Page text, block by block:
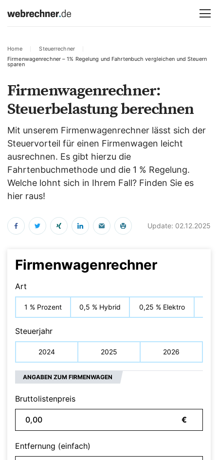
Home
Steuerrechner
Firmenwagenrechner – 1% Regelung und Fahrtenbuch vergleichen und Steuern
sparen
Firmenwagenrechner:
Steuerbelastung berechnen
Mit unserem Firmenwagenrechner lässt sich der
Steuervorteil für einen Firmenwagen leicht
ausrechnen. Es gibt hierzu die
Fahrtenbuchmethode und die 1 % Regelung.
Welche lohnt sich in Ihrem Fall? Finden Sie es
hier raus!
Update: 02.12.2025
Firmenwagenrechner
Art
1 % Prozent 0,5 % Hybrid 0,25 % Elektro
Steuerjahr
2024 2025 2026
ANGABEN ZUM FIRMENWAGEN
Bruttolistenpreis
€
Entfernung (einfach)